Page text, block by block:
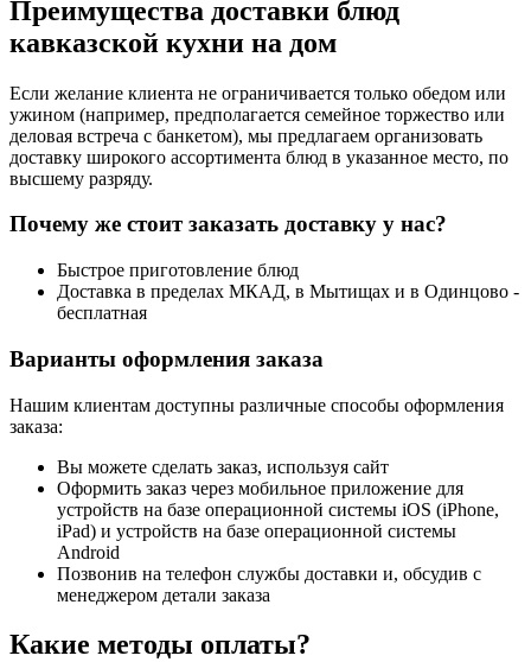
Преимущества доставки блюд
кавказской кухни на дом
Если желание клиента не ограничивается только обедом или
ужином (например, предполагается семейное торжество или
деловая встреча с банкетом), мы предлагаем организовать
доставку широкого ассортимента блюд в указанное место, по
высшему разряду.
Почему же стоит заказать доставку у нас?
Быстрое приготовление блюд
Доставка в пределах МКАД, в Мытищах и в Одинцово -
бесплатная
Варианты оформления заказа
Нашим клиентам доступны различные способы оформления
заказа:
Вы можете сделать заказ, используя сайт
Оформить заказ через мобильное приложение для
устройств на базе операционной системы iOS (iPhone,
iPad) и устройств на базе операционной системы
Android
Позвонив на телефон службы доставки и, обсудив с
менеджером детали заказа
Какие методы оплаты?